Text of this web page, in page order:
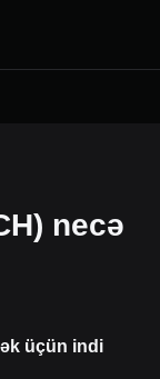
necə
üçün indi